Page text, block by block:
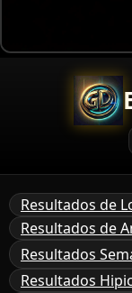
Resultados de
Resultados de
Resultados
Resultados